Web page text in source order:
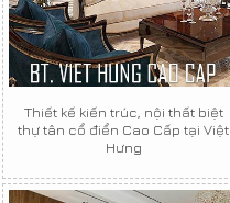
Thiết kế kiến trúc, nội thất biệt
thự tân cổ điển Cao Cấp tại Việt
Hưng